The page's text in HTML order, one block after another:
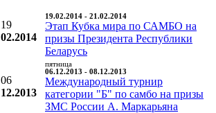
19
02.2014
19.02.2014 - 21.02.2014
Этап Кубка мира по САМБО на
призы Президента Республики
Беларусь
06
12.2013
пятница
06.12.2013 - 08.12.2013
Международный турнир
категории "Б" по самбо на призы
ЗМС России А. Маркарьяна